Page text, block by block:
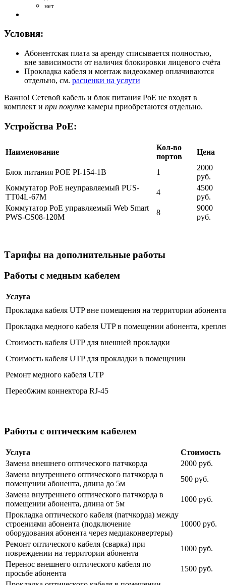
нет
Условия:
Абонентская плата за аренду списывается полностью,
вне зависимости от наличия блокировки лицевого счёта
Прокладка кабеля и монтаж видеокамер оплачиваются
отдельно, см. расценки на услуги
Важно! Сетевой кабель и блок питания PoE не входят в
комплект и при покупке камеры приобретаются отдельно.
Устройства PoE:
Наименование
Кол-во
портов
Цена
Блок питания POE PI-154-1B 1
2000
руб.
Коммутатор PoE неуправляемый PUS-
TT04L-67M
4
4500
руб.
Коммутатор PoE управляемый Web Smart
PWS-CS08-120M
8
9000
руб.
Тарифы на дополнительные работы
Работы с медным кабелем
Услуга
Прокладка кабеля UTP вне помещения на территории
Прокладка медного кабеля UTP в помещении абонента,
Стоимость кабеля UTP для внешней прокладки
Стоимость кабеля UTP для прокладки в помещении
Ремонт медного кабеля UTP
Переобжим коннектора RJ-45
Работы с оптическим кабелем
Услуга
Стоимость
Замена внешнего оптического патчкорда
2000 руб.
Замена внутреннего оптического патчкорда в
помещении абонента, длина до 5м
500 руб.
Замена внутреннего оптического патчкорда в
помещении абонента, длина от 5м
1000 руб.
Прокладка оптического кабеля (патчкорда) между
строениями абонента (подключение
оборудования абонента через медиаконвертеры)
10000 руб.
Ремонт оптического кабеля (сварка) при
повреждении на территории абонента
1000 руб.
Перенос внешнего оптического кабеля по
просьбе абонента
1500 руб.